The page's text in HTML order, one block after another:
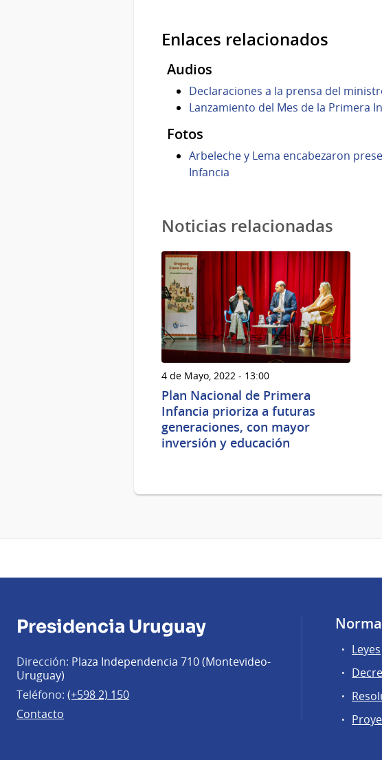
Enlaces relacionados
Audios
Declaraciones a la prensa del
Lanzamiento del Mes de la Primera
Fotos
Arbeleche y Lema encabezaron
Infancia
Noticias relacionadas
4 de Mayo, 2022 - 13:00
Plan Nacional de Primera
Infancia prioriza a futuras
generaciones, con mayor
inversión y educación
Presidencia Uruguay
Dirección: Plaza Independencia 710 (Montevideo-
Uruguay)
Teléfono: (+598 2) 150
Contacto
Leyes